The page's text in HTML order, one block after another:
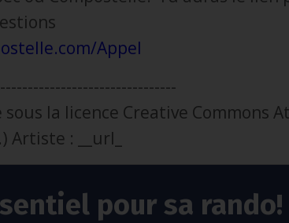
Appel
la licence Creative Commons
: __url_
pour sa rando!